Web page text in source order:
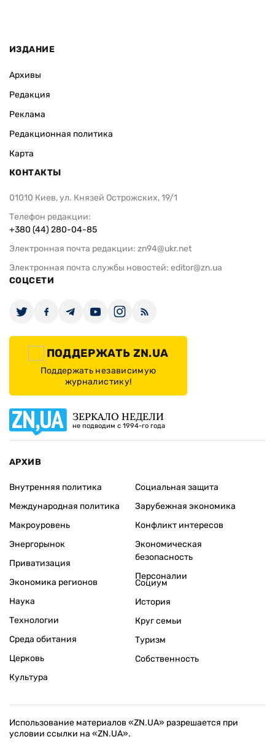
ИЗДАНИЕ
Архивы
Редакция
Реклама
Редакционная политика
Карта
КОНТАКТЫ
01010 Киев, ул. Князей Острожских, 19/1
Телефон редакции:
+380 (44) 280-04-85
Электронная почта редакции: zn94@ukr.net
Электронная почта службы новостей: editor@zn.ua
СОЦСЕТИ
ПОДДЕРЖАТЬ ZN.UA
Поддержать независимую
журналистику!
ЗЕРКАЛО НЕДЕЛИ
не подводим с 1994-го года
АРХИВ
Внутренняя политика
Международная политика
Макроуровень
Энергорынок
Приватизация
Экономика регионов
Социальная защита
Зарубежная экономика
Конфликт интересов
Экономическая
безопасность
Персоналии
Наука
Технологии
Среда обитания
Церковь
Культура
Социум
История
Круг семьи
Туризм
Собственность
Использование материалов «ZN.UA» разрешается при
условии ссылки на «ZN.UA».